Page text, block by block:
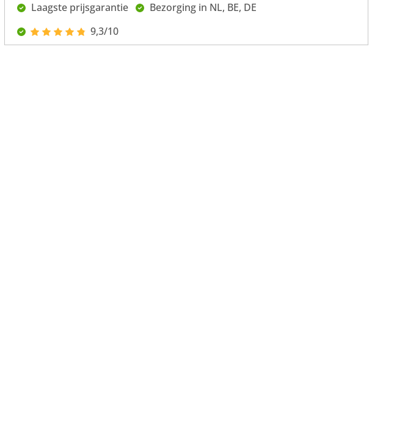
Laagste prijsgarantie
Bezorging in NL, BE, DE
9,3/10